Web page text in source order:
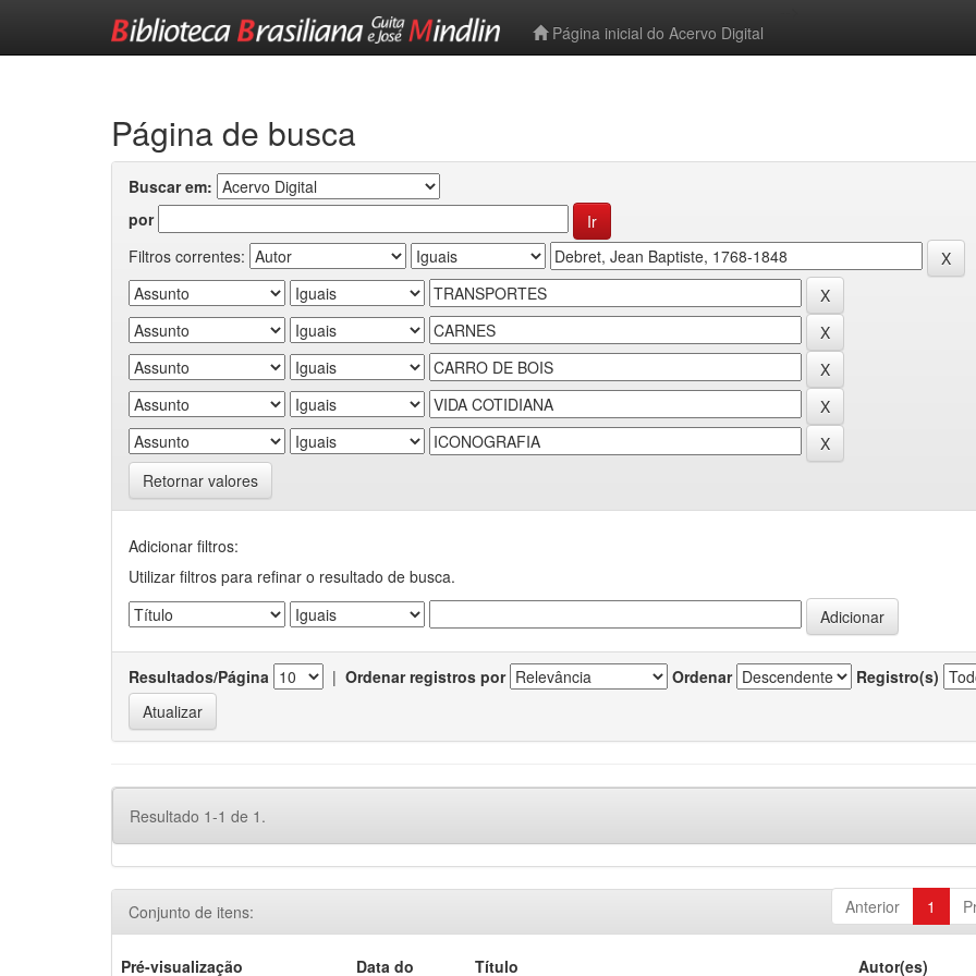
Página inicial do Acervo Digital
Página de busca
Buscar em:
por
Filtros correntes:
Retornar valores
Adicionar filtros:
Utilizar filtros para refinar o resultado de busca.
Resultados/Página | Ordenar registros por Ordenar Registro(s)
Resultado 1-1 de 1.
Anterior 1
Conjunto de itens:
Pré-visualização Data do Título Autor(es)